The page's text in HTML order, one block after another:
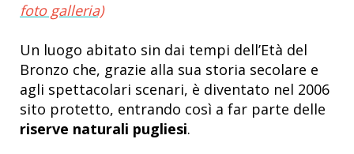
foto galleria)
Un luogo abitato sin dai tempi dell’Età del
Bronzo che, grazie alla sua storia secolare e
agli spettacolari scenari, è diventato nel 2006
sito protetto, entrando così a far parte delle
riserve naturali pugliesi.